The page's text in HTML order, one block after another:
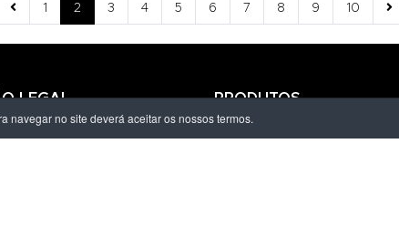
1 2 3 4 5 6 7 8 9 10
LEGAL PRODUTOS
navegar no site deverá aceitar os nossos termos.